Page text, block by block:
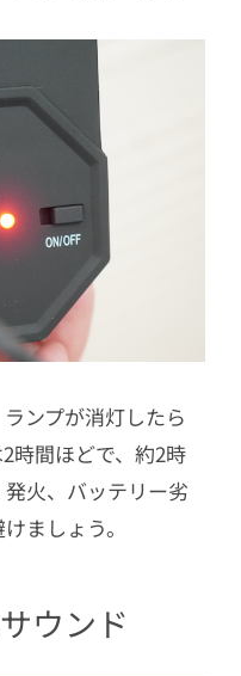
ンプが消灯したら
時間ほどで、約2時
火、バッテリー劣
ましょう。
ウンド